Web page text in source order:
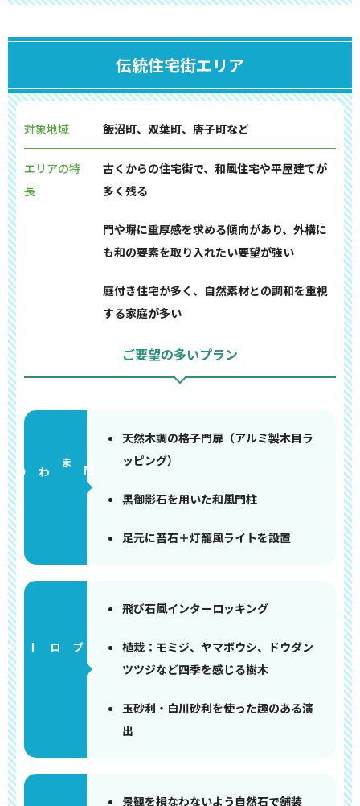
伝統住宅街エリア
対象地域 飯沼町、双葉町、唐子町など
エリアの特
長
古くからの住宅街で、和風住宅や平屋建てが
多く残る
門や塀に重厚感を求める傾向があり、外構に
も和の要素を取り入れたい要望が強い
庭付き住宅が多く、自然素材との調和を重視
する家庭が多い
ご要望の多いプラン
門まわり
天然木調の格子門扉（アルミ製木目ラ
ッピング）
黒御影石を用いた和風門柱
足元に苔石＋灯籠風ライトを設置
アプローチ
飛び石風インターロッキング
植栽：モミジ、ヤマボウシ、ドウダン
ツツジなど四季を感じる樹木
玉砂利・白川砂利を使った趣のある演
出
景観を損なわないよう自然石で舗装